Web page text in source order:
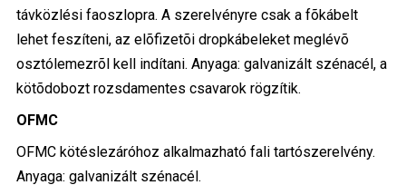
távközlési faoszlopra. A szerelvényre csak a fõkábelt
lehet feszíteni, az elõfizetõi dropkábeleket meglévõ
osztólemezrõl kell indítani. Anyaga: galvanizált szénacél, a
kötõdobozt rozsdamentes csavarok rögzítik.
OFMC
OFMC kötéslezáróhoz alkalmazható fali tartószerelvény.
Anyaga: galvanizált szénacél.